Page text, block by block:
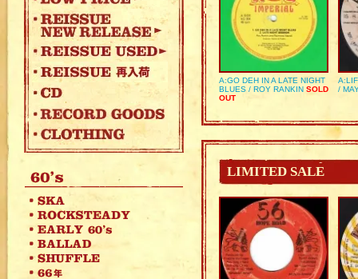
A:GO DEH IN A LATE NIGHT
BLUES / ROY RANKIN SOLD
OUT
/
LIMITED SALE